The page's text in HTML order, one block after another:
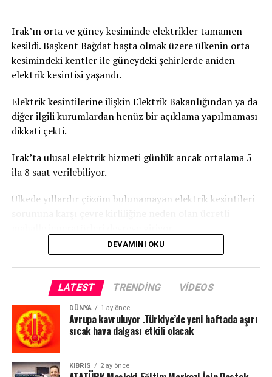
Irak’ın orta ve güney kesiminde elektrikler tamamen
kesildi. Başkent Bağdat başta olmak üzere ülkenin orta
kesimindeki kentler ile güneydeki şehirlerde aniden
elektrik kesintisi yaşandı.
Elektrik kesintilerine ilişkin Elektrik Bakanlığından ya da
diğer ilgili kurumlardan henüz bir açıklama yapılmaması
dikkati çekti.
Irak’ta ulusal elektrik hizmeti günlük ancak ortalama 5
ila 8 saat verilebiliyor.
Ülkede yıllardır çözüm bulunamayan elektrik kesintileri
DEVAMINI OKU
LATEST TRENDING VIDEOS
DÜNYA 1 ay önce
Avrupa kavruluyor .Türkiye’de yeni haftada aşırı
sıcak hava dalgası etkili olacak
KIBRIS 2 ay önce